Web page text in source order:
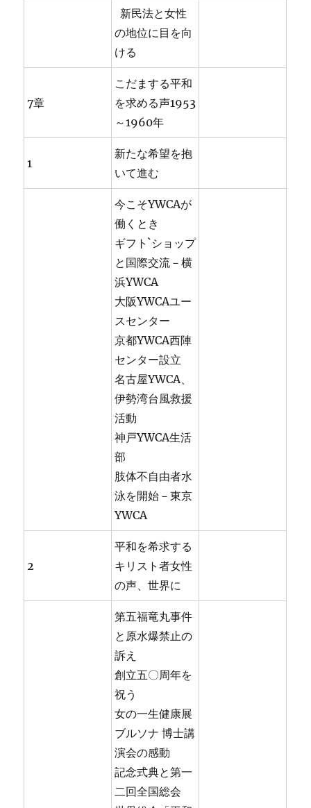
新民法と女性
の地位に目を向
ける
7章
こだまする平和
を求める声1953
～1960年
1
新たな希望を抱
いて進む
今こそYWCAが
働くとき
ギフト`ショップ
と国際交流－横
浜YWCA
大阪YWCAユー
スセンター
京都YWCA西陣
センター設立
名古屋YWCA、
伊勢湾台風救援
活動
神戸YWCA生活
部
肢体不自由者水
泳を開始－東京
YWCA
2
平和を希求する
キリスト者女性
の声、世界に
第五福竜丸事件
と原水爆禁止の
訴え
創立五〇周年を
祝う
女の一生健康展
ブルソナ 博士講
演会の感動
記念式典と第一
二回全国総会